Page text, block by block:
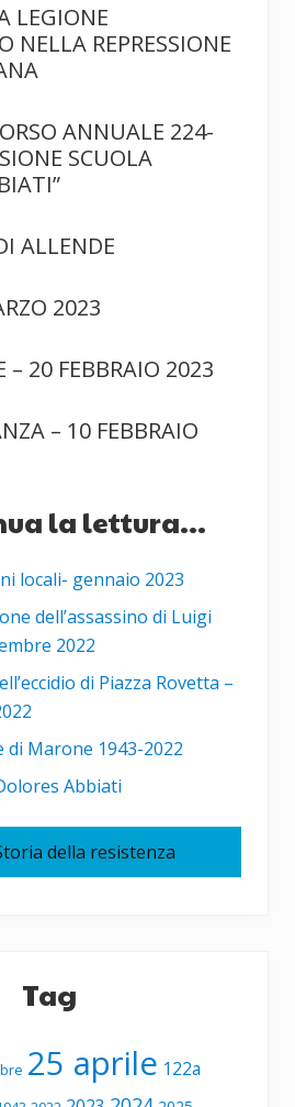
LEGIONE
NELLA REPRESSIONE
ANNUALE 224-
SCUOLA
ALLENDE
2023
– 20 FEBBRAIO 2023
– 10 FEBBRAIO
la lettura...
locali- gennaio 2023
dell’assassino di Luigi
2022
di Piazza Rovetta –
di Marone 1943-2022
Abbiati
della resistenza
Tag
25 aprile 122a